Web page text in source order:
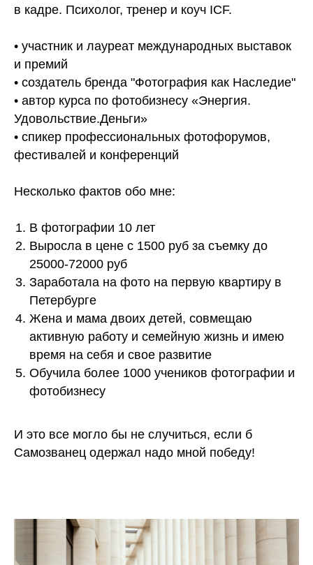
в кадре. Психолог, тренер и коуч ICF.
• участник и лауреат международных выставок
и премий
• создатель бренда "Фотография как Наследие"
• автор курса по фотобизнесу «Энергия.
Удовольствие.Деньги»
• спикер профессиональных фотофорумов,
фестивалей и конференций
Несколько фактов обо мне:
В фотографии 10 лет
Выросла в цене с 1500 руб за съемку до
25000-72000 руб
Заработала на фото на первую квартиру в
Петербурге
Жена и мама двоих детей, совмещаю
активную работу и семейную жизнь и имею
время на себя и свое развитие
Обучила более 1000 учеников фотографии и
фотобизнесу
И это все могло бы не случиться, если б
Самозванец одержал надо мной победу!